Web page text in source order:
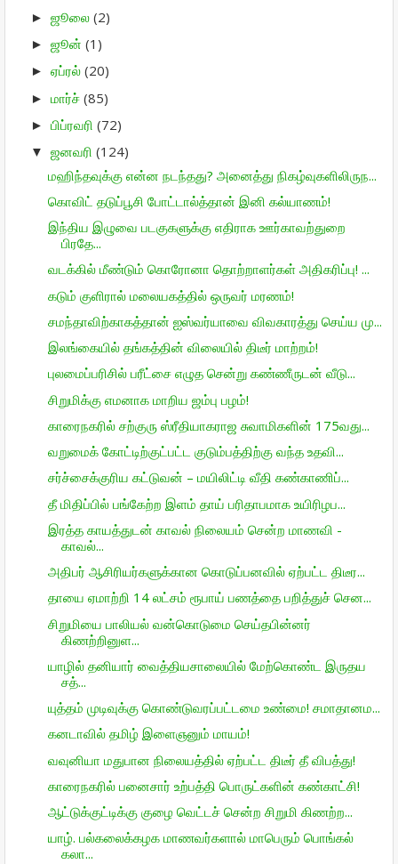
► ஜூலை (2)
► ஜூன் (1)
► ஏப்ரல் (20)
► மார்ச் (85)
► பிப்ரவரி (72)
▼ ஜனவரி (124)
மஹிந்தவுக்கு என்ன நடந்தது? அனைத்து நிகழ்வுகளிலிருந...
கொவிட் தடுப்பூசி போட்டால்த்தான் இனி கல்யாணம்!
இந்திய இழுவை படகுகளுக்கு எதிராக ஊர்காவற்துறை
பிரதே...
வடக்கில் மீண்டும் கொரோனா தொற்றாளர்கள் அதிகரிப்பு! ...
கடும் குளிரால் மலையகத்தில் ஒருவர் மரணம்!
சமந்தாவிற்காகத்தான் ஐஸ்வர்யாவை விவகாரத்து செய்ய மு...
இலங்கையில் தங்கத்தின் விலையில் திடீர் மாற்றம்!
புலமைப்பரிசில் பரீட்சை எழுத சென்று கண்ணீருடன் வீடு...
சிறுமிக்கு எமனாக மாறிய ஜம்பு பழம்!
காரைநகரில் சற்குரு ஸ்ரீதியாகராஜ சுவாமிகளின் 175வது...
வறுமைக் கோட்டிற்குட்பட்ட குடும்பத்திற்கு வந்த உதவி...
சர்ச்சைக்குரிய கட்டுவன் – மயிலிட்டி வீதி கண்காணிப்...
தீ மிதிப்பில் பங்கேற்ற இளம் தாய் பரிதாபமாக உயிரிழப...
இரத்த காயத்துடன் காவல் நிலையம் சென்ற மாணவி -
காவல்...
அதிபர் ஆசிரியர்களுக்கான கொடுப்பனவில் ஏற்பட்ட திடீர...
தாயை ஏமாற்றி 14 லட்சம் ரூபாய் பணத்தை பறித்துச் சென...
சிறுமியை பாலியல் வன்கொடுமை செய்தபின்னர்
கிணற்றினுள...
யாழில் தனியார் வைத்தியசாலையில் மேற்கொண்ட இருதய
சத்...
யுத்தம் முடிவுக்கு கொண்டுவரப்பட்டமை உண்மை! சமாதானம...
கனடாவில் தமிழ் இளைஞனும் மாயம்!
வவுனியா மதுபான நிலையத்தில் ஏற்பட்ட திடீர் தீ விபத்து!
காரைநகரில் பனைசார் உற்பத்தி பொருட்களின் கண்காட்சி!
ஆட்டுக்குட்டிக்கு குழை வெட்டச் சென்ற சிறுமி கிணற்ற...
யாழ். பல்கலைக்கழக மாணவர்களால் மாபெரும் பொங்கல்
கலா...